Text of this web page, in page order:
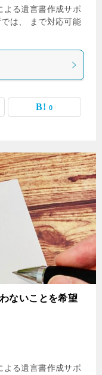
よる遺言書作成サポ
は、 まで対応可能
0
ないことを希望
よる遺言書作成サポ